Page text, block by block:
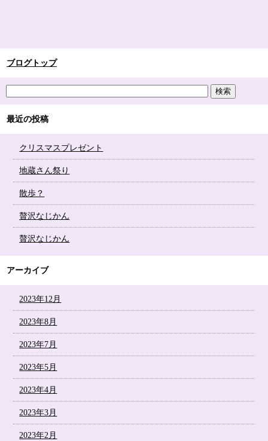
ブログトップ
最近の投稿
クリスマスプレゼント
地蔵さん祭り
散歩？
贅沢なじかん
贅沢なじかん
アーカイブ
2023年12月
2023年8月
2023年7月
2023年5月
2023年4月
2023年3月
2023年2月